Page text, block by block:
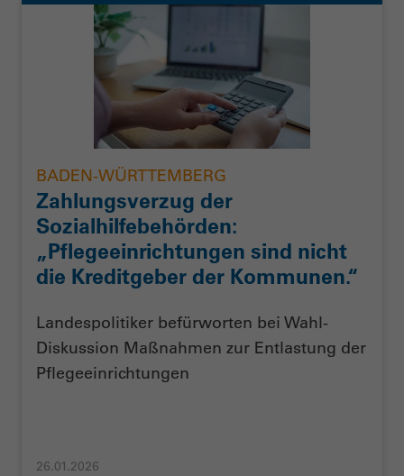
BADEN-WÜRTTEMBERG
Zahlungsverzug der
Sozialhilfebehörden:
„Pflegeeinrichtungen sind nicht
die Kreditgeber der Kommunen.“
Landespolitiker befürworten bei Wahl-
Diskussion Maßnahmen zur Entlastung der
Pflegeeinrichtungen
26.01.2026